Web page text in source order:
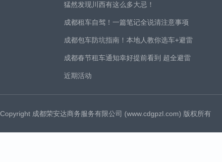
猛然发现川西有这么多大忌！
成都租车自驾！一篇笔记全说清注意事项
成都包车防坑指南！本地人教你选车+避雷
成都春节租车通知幸好提前看到 超全避雷
近期活动
Copyright 成都荣安达商务服务有限公司 (www.cdgpzl.com) 版权所有